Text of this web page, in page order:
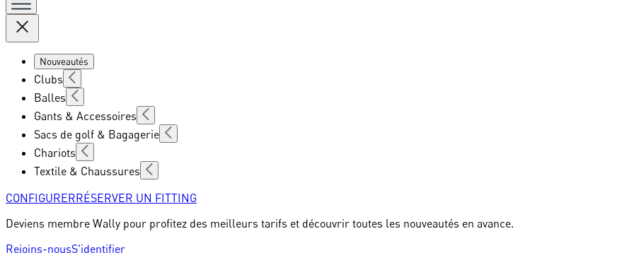
Nouveautés
Clubs
Balles
Gants & Accessoires
Sacs de golf & Bagagerie
Chariots
Textile & Chaussures
CONFIGURERRÉSERVER UN FITTING
Deviens membre Wally pour profitez des meilleurs tarifs et découvrir toutes les nouveautés en avance.
Rejoins-nousS'identifier